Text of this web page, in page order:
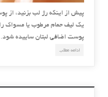
پیش از اینکه رژ لب بزنید، از
یک لیف حمام مرطوب یا مسواک
پوست اضافی لبتان ساییده
ادامه مطلب